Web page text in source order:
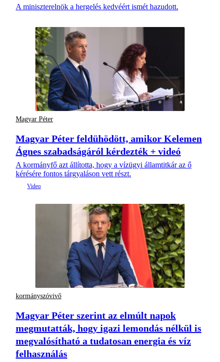
A miniszterelnök a hergelés kedvéért ismét hazudott.
Magyar Péter
Magyar Péter feldühödött, amikor Kelemen
Ágnes szabadságáról kérdezték + videó
A kormányfő azt állította, hogy a vízügyi államtitkár az ő
kérésére fontos tárgyaláson vett részt.
kormányszóvivő
Magyar Péter szerint az elmúlt napok
megmutatták, hogy igazi lemondás nélkül is
megvalósítható a tudatosan energia és víz
felhasználás